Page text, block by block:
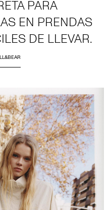
PARA
EN PRENDAS
DE LLEVAR.